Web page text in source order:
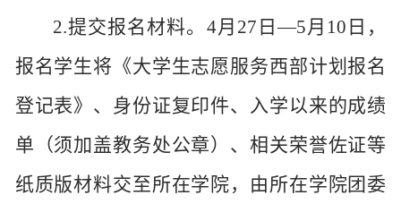
2.提交报名材料。4月27日—5月10日，
报名学生将《大学生志愿服务西部计划报名
登记表》、身份证复印件、入学以来的成绩
单（须加盖教务处公章）、相关荣誉佐证等
纸质版材料交至所在学院，由所在学院团委